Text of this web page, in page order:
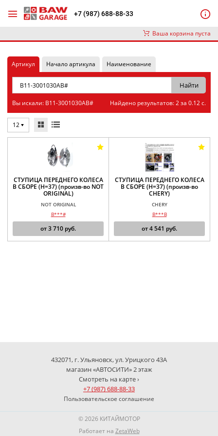
+7 (987) 688-88-33
Ваша корзина пуста
Артикул Начало артикула Наименование
Вы искали: B11-3001030AB# Найдено результатов: 2 за 0.12 с.
12
СТУПИЦА ПЕРЕДНЕГО КОЛЕСА
В СБОРЕ (H=37) (произв-во NOT
ORIGINAL)
NOT ORIGINAL
B***#
от3 710 руб.
СТУПИЦА ПЕРЕДНЕГО КОЛЕСА
В СБОРЕ (H=37) (произв-во
CHERY)
CHERY
B***B
от4 541 руб.
432071, г. Ульяновск, ул. Урицкого 43А
магазин «АВТОСИТИ» 2 этаж
Смотреть на карте ›
+7 (987) 688-88-33
Пользовательское соглашение
© 2026 КИТАЙМОТОР
Работает на ZetaWeb